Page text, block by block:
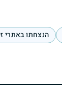
הנצחתו באתרי